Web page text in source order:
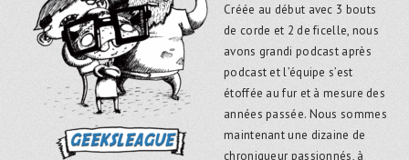
Créée au début avec 3 bouts
de corde et 2 de ficelle, nous
avons grandi podcast après
podcast et l’équipe s’est
étoffée au fur et à mesure des
années passée. Nous sommes
maintenant une dizaine de
chroniqueur passionnés, à